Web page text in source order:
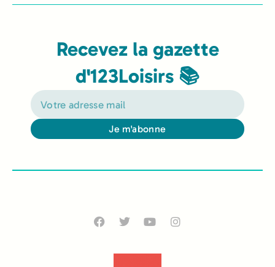
Recevez la gazette
d'123Loisirs 📚
Je m'abonne